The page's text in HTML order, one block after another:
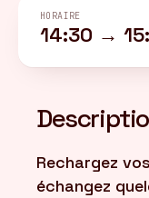
/ EN
HORAIRE
14:30 →
Rechargez
échangez